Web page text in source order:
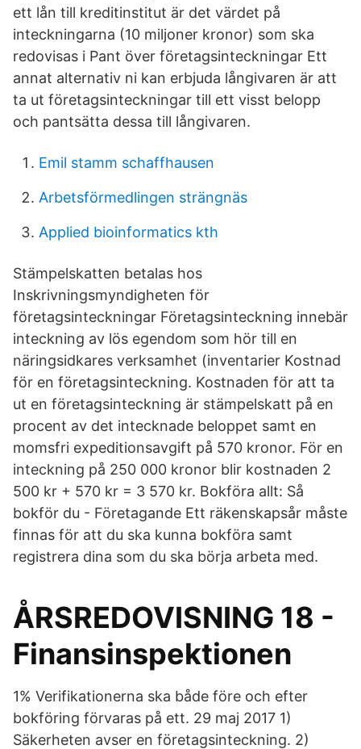
ett lån till kreditinstitut är det värdet på
inteckningarna (10 miljoner kronor) som ska
redovisas i Pant över företagsinteckningar Ett
annat alternativ ni kan erbjuda långivaren är att
ta ut företagsinteckningar till ett visst belopp
och pantsätta dessa till långivaren.
Emil stamm schaffhausen
Arbetsförmedlingen strängnäs
Applied bioinformatics kth
Stämpelskatten betalas hos
Inskrivningsmyndigheten för
företagsinteckningar Företagsinteckning innebär
inteckning av lös egendom som hör till en
näringsidkares verksamhet (inventarier Kostnad
för en företagsinteckning. Kostnaden för att ta
ut en företagsinteckning är stämpelskatt på en
procent av det intecknade beloppet samt en
momsfri expeditionsavgift på 570 kronor. För en
inteckning på 250 000 kronor blir kostnaden 2
500 kr + 570 kr = 3 570 kr. Bokföra allt: Så
bokför du - Företagande Ett räkenskapsår måste
finnas för att du ska kunna bokföra samt
registrera dina som du ska börja arbeta med.
ÅRSREDOVISNING 18 -
Finansinspektionen
1% Verifikationerna ska både före och efter
bokföring förvaras på ett. 29 maj 2017 1)
Säkerheten avser en företagsinteckning. 2)